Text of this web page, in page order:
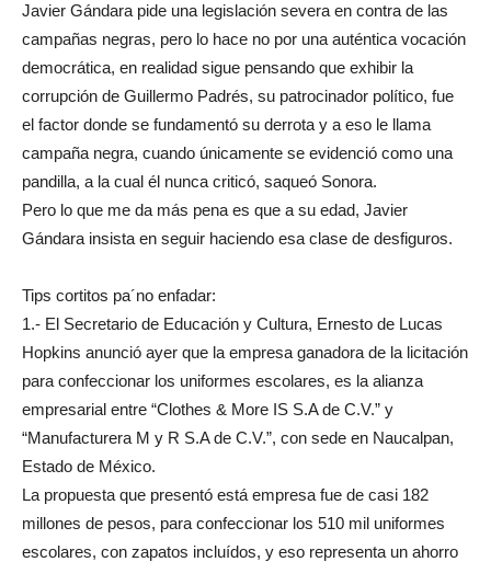
Javier Gándara pide una legislación severa en contra de las
campañas negras, pero lo hace no por una auténtica vocación
democrática, en realidad sigue pensando que exhibir la
corrupción de Guillermo Padrés, su patrocinador político, fue
el factor donde se fundamentó su derrota y a eso le llama
campaña negra, cuando únicamente se evidenció como una
pandilla, a la cual él nunca criticó, saqueó Sonora.
Pero lo que me da más pena es que a su edad, Javier
Gándara insista en seguir haciendo esa clase de desfiguros.
Tips cortitos pa´no enfadar:
1.- El Secretario de Educación y Cultura, Ernesto de Lucas
Hopkins anunció ayer que la empresa ganadora de la licitación
para confeccionar los uniformes escolares, es la alianza
empresarial entre “Clothes & More IS S.A de C.V.” y
“Manufacturera M y R S.A de C.V.”, con sede en Naucalpan,
Estado de México.
La propuesta que presentó está empresa fue de casi 182
millones de pesos, para confeccionar los 510 mil uniformes
escolares, con zapatos incluídos, y eso representa un ahorro